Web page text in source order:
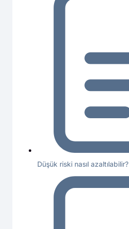
Düşük riski nasıl azaltılabilir?